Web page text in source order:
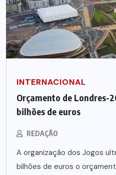
INTERNACIONAL
Orçamento de Londres-
bilhões de euros
REDAÇÃO
A organização dos Jogos
bilhões de euros o